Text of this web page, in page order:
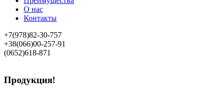
О нас
Контакты
+7(978)82-30-757
+38(066)00-257-91
(0652)618-871
Продукция!